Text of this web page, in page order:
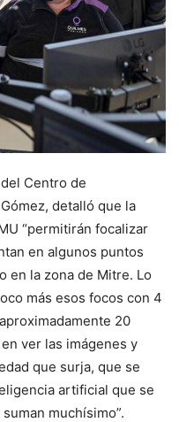
Centro de
detalló que la
“permitirán focalizar
en algunos puntos
en la zona de Mitre. Lo
más esos focos con 4
20
ver las imágenes y
que surja, que se
artificial que se
muchísimo”.